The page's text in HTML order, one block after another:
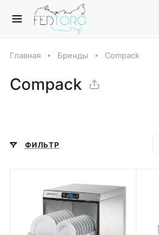
Главная Бренды Compack
Compack
ФИЛЬТР